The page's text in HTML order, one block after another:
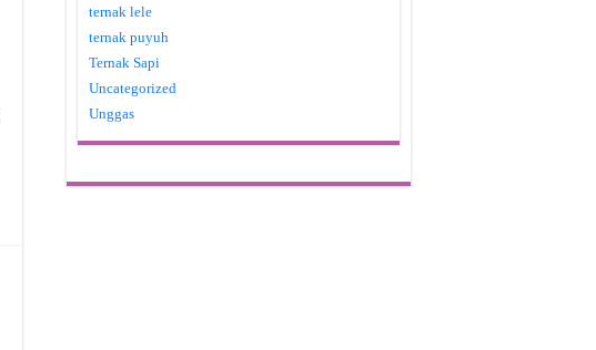
ternak lele
ternak puyuh
Ternak Sapi
Uncategorized
Unggas